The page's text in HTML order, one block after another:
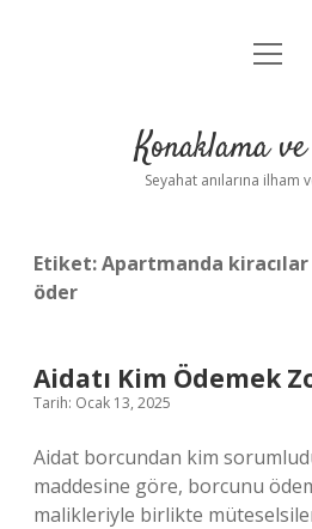
Anasayfa
Yasal
menüyü
Konaklama
Seyahat anılarına ilham
Etiket:Apartmanda
öder
Aidatı Kim Ödemek
Tarih: Ocak 13, 2025
Aidat borcundan kim
maddesine göre, borcunu
malikleriyle birlikte